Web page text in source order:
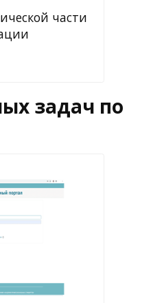
части
задач по